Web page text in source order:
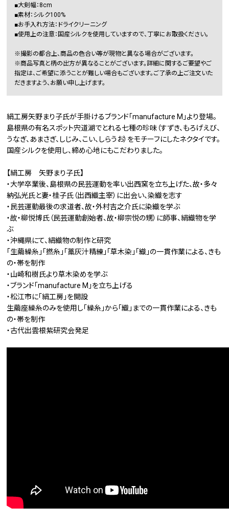
■大剣幅：8cm
■素材：シルク100%
■お手入れ方法：ドライクリーニング
■使用上の注意：国産シルクを使用していますので、丁寧にお取扱ください。
※撮影の都合上、商品の色合い等が現物と異なる場合がございます。
※商品写真と柄の出方が異なることがございます。詳細に関するご要望やご
指定は、ご希望に添うことが難しい場合もございます。ご了承の上ご注文いた
だきますよう、お願い申し上げます。
絹工房矢野まり子氏が手掛けるブランド「manufacture M」より登場。
島根県の有名スポット宍道湖でとれる七種の珍味（すずき、もろげえび、
うなぎ、あまさぎ、しじみ、こい、しらうお）をモチーフにしたネクタイです。
国産シルクを使用し、締め心地にもこだわりました。
【絹工房 矢野まり子氏】
・大学卒業後、島根県の民芸運動を率い出西窯を立ち上げた、故・多々
納弘光氏と妻・桂子氏（出西織主宰）に出会い、染織を志す
・民芸運動最後の求道者、故・外村吉之介氏に染織を学ぶ
・故・柳悦博氏（民芸運動創始者、故・柳宗悦の甥）に師事、絹織物を学
ぶ
・沖縄県にて、絹織物の制作と研究
「生繭繰糸」「撚糸」「藁灰汁精練」「草木染」「織」の一貫作業による、きも
の・帯を制作
・山崎和樹氏より草木染めを学ぶ
・ブランド「manufacture M」を立ち上げる
・松江市に「絹工房」を開設
生繭座繰糸のみを使用し「繰糸」から「織」までの一貫作業による、きも
の・帯を制作
・古代出雲根紫研究会発足